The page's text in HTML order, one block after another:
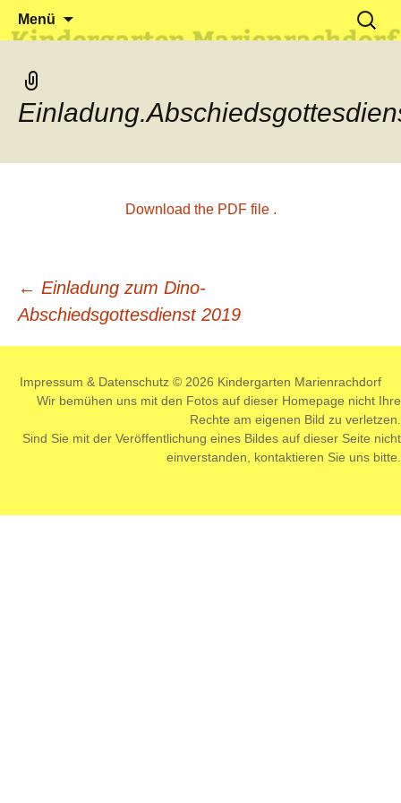
Kindergarten Marienrachdorf
Klein reingehen – Groß rauskommen
Menü
Suchen
nach:
Download the PDF file .
Beitrags-
Navigation
← Einladung zum Dino-
Abschiedsgottesdienst 2019
Impressum & Datenschutz © 2026 Kindergarten Marienrachdorf
Wir bemühen uns mit den Fotos auf dieser Homepage nicht Ihre
Rechte am eigenen Bild zu verletzen.
Sind Sie mit der Veröffentlichung eines Bildes auf dieser Seite nicht
einverstanden, kontaktieren Sie uns bitte.